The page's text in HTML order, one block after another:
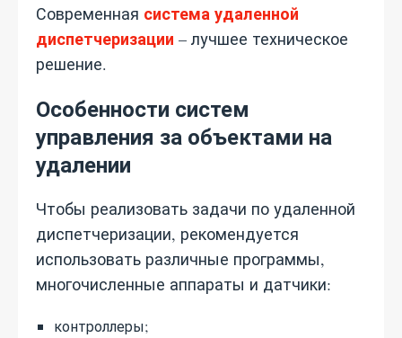
Современная система удаленной
диспетчеризации – лучшее техническое
решение.
Особенности систем
управления за объектами на
удалении
Чтобы реализовать задачи по удаленной
диспетчеризации, рекомендуется
использовать различные программы,
многочисленные аппараты и датчики:
контроллеры;